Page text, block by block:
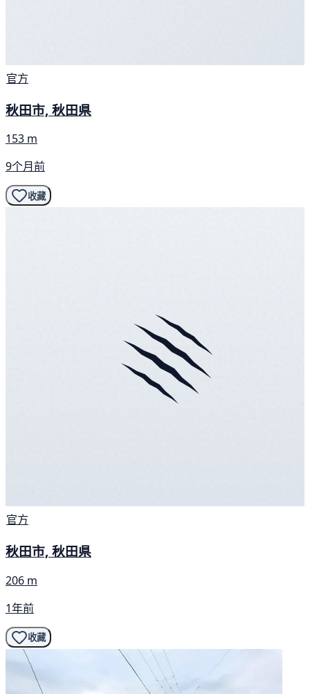
官方
秋田市, 秋田県
153 m
9个月前
收藏
官方
秋田市, 秋田県
206 m
1年前
收藏